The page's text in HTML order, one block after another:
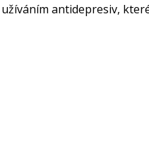
antidepresiv,